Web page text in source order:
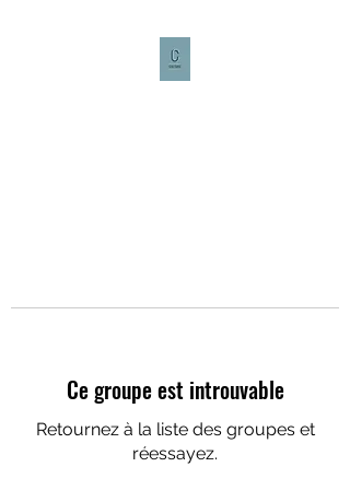
Ce groupe est introuvable
Retournez à la liste des groupes et
réessayez.